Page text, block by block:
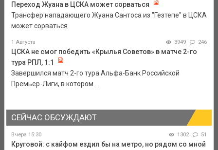
Переход Жуана в ЦСКА может сорваться
Трансфер нападающего Жуана Сантоса из "Гезтепе" в ЦСКА
может сорваться.
1 Августа 3949 246
ЦСКА не смог победить «Крылья Советов» в матче 2-го
тура РПЛ, 1:1
Завершился матч 2-го тура Альфа-Банк Российской
Премьер-Лиги, в котором ...
СЕЙЧАС ОБСУЖДАЮТ
Вчера 15:30 1302 51
Круговой: с кайфом ездил бы на метро, но рядом со мной